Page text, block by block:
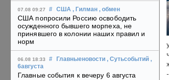
07.08 09:27 # США , Гилман , обмен
США попросили Россию освободить
осужденного бывшего морпеха, не
принявшего в колонии наших правил и
норм
06.08 18:33 # Главныеновости , Сутьсобытий ,
6августа
Главные события к вечеру 6 августа